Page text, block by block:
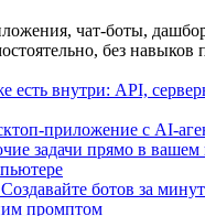
чат-боты,
без
есть внутри: API,
приложение с AI-
задачи прямо в вашем
Создавайте ботов за
промптом